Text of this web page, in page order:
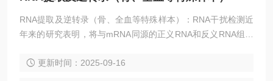
RNA提取及逆转录（骨、全血等特殊样本）：RNA干扰检测近
年来的研究表明，将与mRNA同源的正义RNA和反义RNA组成
降解，从而抑制其相应基因的表达。这种转录后基因沉默机制
更新时间：2025-09-16